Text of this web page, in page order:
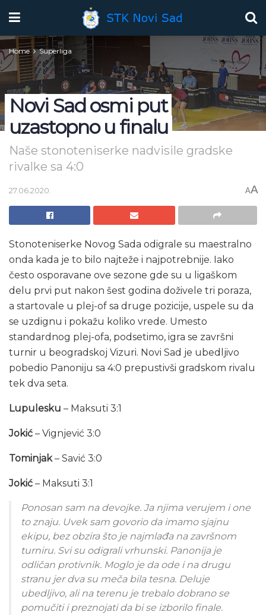
Home Superliga
Novi Sad osmi put
uzastopno u finalu
Naše stonoteniserke nadvisile gradske
rivalke sa 4:0
27.06.2020. AA
Stonoteniserke Novog Sada odigrale su maestralno
onda kada je to bilo najteže i najpotrebnije. Iako
često osporavane ove sezone gde su u ligaškom
delu prvi put nakon šest godina doživele tri poraza,
a startovale u plej-of sa druge pozicije, uspele su da
se uzdignu i pokažu koliko vrede. Umesto
standardnog plej-ofa, podsetimo, igra se završni
turnir u beogradskoj Vizuri. Novi Sad je ubedljivo
pobedio Panoniju sa 4:0 prepustivši gradskom rivalu
tek dva seta.
Lupulesku – Maksuti 3:1
Jokić – Vignjević 3:0
Tominjak– Savić 3:0
Jokić – Maksuti 3:1
Ponosan sam na devojke. Ja njima verujem i one
to znaju. Uvek sam govorio da imamo sjajnu
ekipu, bez obzira što je najmlađa na završnom
turniru. Svi su odigrali vrhunski. Panonija je
odličan protivnik. Moglo je da ode i na drugu
stranu jer dva su meča bila tesna. Deluje
ubedljivo, ali na terenu je trebalo dobrano se
pomučiti i preznojati da bi se izborilo finale.